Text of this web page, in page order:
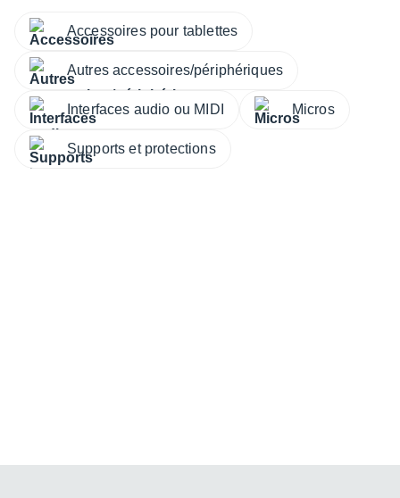
Accessoires pour tablettes
Autres accessoires/périphériques
Interfaces audio ou MIDI Micros
Supports et protections